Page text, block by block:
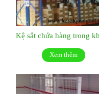
Xem thêm